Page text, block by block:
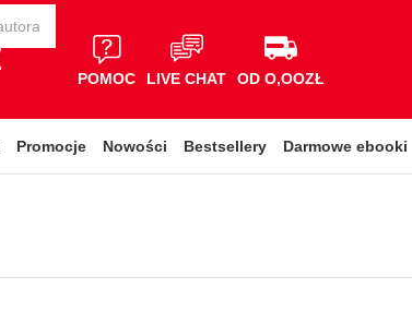
POMOC LIVE CHAT OD O,OOZŁ
Promocje Nowości Bestsellery Darmowe ebooki